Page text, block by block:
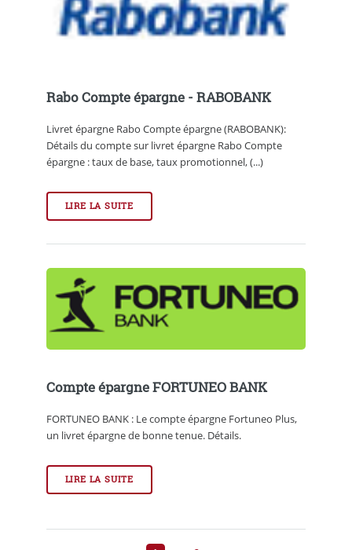
Rabo Compte épargne - RABOBANK
Livret épargne Rabo Compte épargne (RABOBANK):
Détails du compte sur livret épargne Rabo Compte
épargne : taux de base, taux promotionnel, (...)
LIRE LA SUITE
Compte épargne FORTUNEO BANK
FORTUNEO BANK : Le compte épargne Fortuneo Plus,
un livret épargne de bonne tenue. Détails.
LIRE LA SUITE